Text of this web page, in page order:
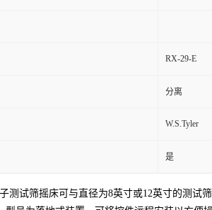
RX-29-E
分离
W.S.Tyler
是
测试筛摇床可与直径为8英寸或12英寸的测试